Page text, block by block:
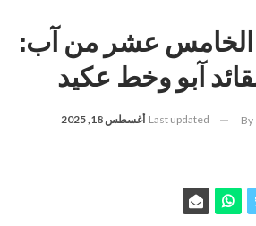
الخامس عشر من آب:
آبو وخط عكيد
By
Last updated أغسطس 18, 2025